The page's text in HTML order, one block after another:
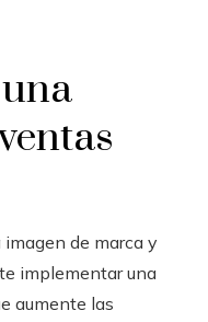
de marca y
implementar una
aumente las